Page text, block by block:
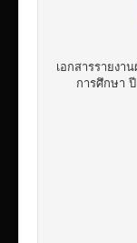
เอกสารรายงา
การศึกษา